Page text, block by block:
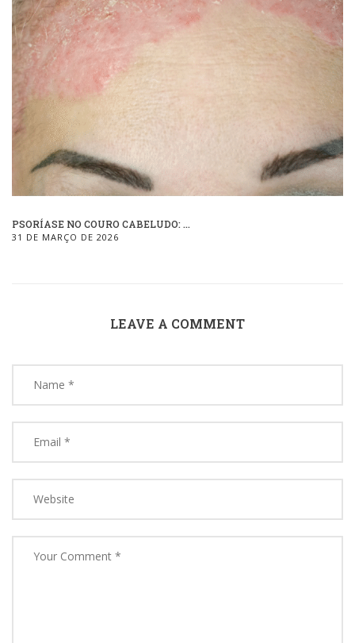
PSORÍASE NO COURO CABELUDO: ...
31 DE MARÇO DE 2026
LEAVE A COMMENT